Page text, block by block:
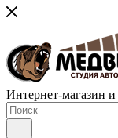
Интернет-магазин и